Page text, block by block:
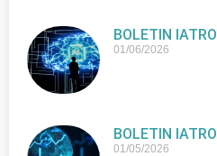
BOLETIN
01/06/2026
BOLETIN
01/05/2026